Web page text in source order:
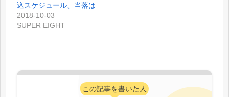
込スケジュール、当落は
2018-10-03
SUPER EIGHT
この記事を書いた人